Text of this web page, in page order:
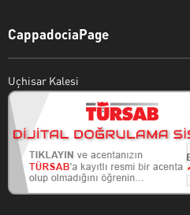
CappadociaPage
Uçhisar Kalesi